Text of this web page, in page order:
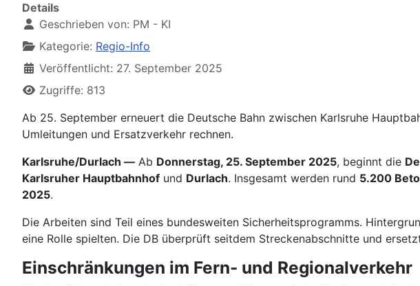
Details
Geschrieben von: PM - KI
Kategorie: Regio-Info
Veröffentlicht: 27. September 2025
Zugriffe: 813
Ab 25. September erneuert die Deutsche Bahn zwischen Karlsruhe
Umleitungen und Ersatzverkehr rechnen.
Karlsruhe/Durlach — Ab Donnerstag, 25. September 2025, beginnt die
Karlsruher Hauptbahnhof und Durlach. Insgesamt werden rund 5.200
2025.
Die Arbeiten sind Teil eines bundesweiten Sicherheitsprogramms.
eine Rolle spielten. Die DB überprüft seitdem Streckenabschnitte und
Einschränkungen im Fern- und Regionalverkehr